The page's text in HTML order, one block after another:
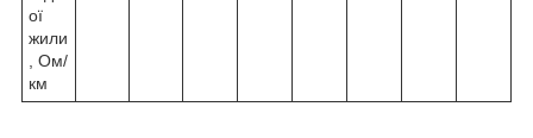
ої
жили
, Ом/
км